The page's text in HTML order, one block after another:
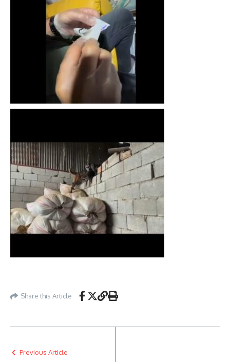
Share this Article
Previous Article